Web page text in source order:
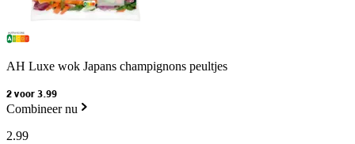
AH Luxe wok Japans champignons peultjes
2 voor 3.99
Combineer nu
2.99